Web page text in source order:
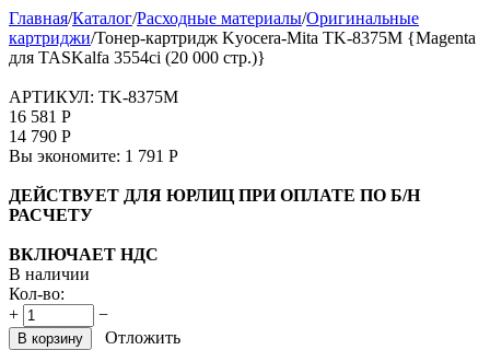
Главная/Каталог/Расходные материалы/Оригинальные
картриджи/Тонер-картридж Kyocera-Mita TK-8375M {Magenta
для TASKalfa 3554ci (20 000 стр.)}
АРТИКУЛ: TK-8375M
16 581 Р
14 790 Р
Вы экономите: 1 791 Р
ДЕЙСТВУЕТ ДЛЯ ЮРЛИЦ ПРИ ОПЛАТЕ ПО Б/Н
РАСЧЕТУ
ВКЛЮЧАЕТ НДС
В наличии
Кол-во:
+
−
В корзину Отложить